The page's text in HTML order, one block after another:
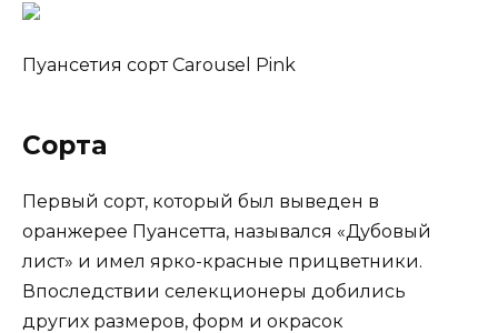
Пуансетия сорт Carousel Pink
Сорта
Первый сорт, который был выведен в
оранжерее Пуансетта, назывался «Дубовый
лист» и имел ярко-красные прицветники.
Впоследствии селекционеры добились
других размеров, форм и окрасок